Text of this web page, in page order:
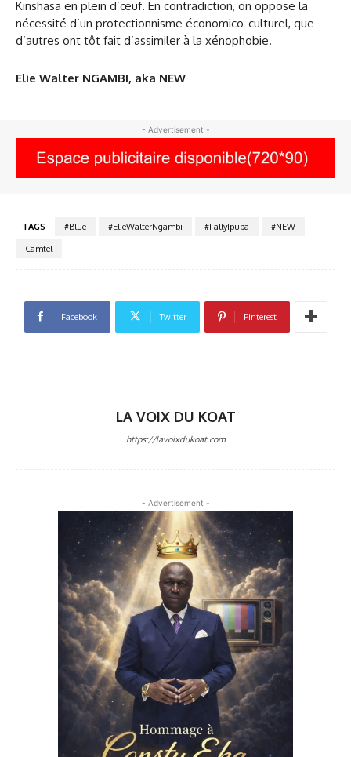
Kinshasa en plein d’œuf. En contradiction, on oppose la
nécessité d’un protectionnisme économico-culturel, que
d’autres ont tôt fait d’assimiler à la xénophobie.
Elie Walter NGAMBI, aka NEW
- Advertisement -
TAGS #Blue #ElieWalterNgambi #FallyIpupa
#NEW
Camtel
Facebook Twitter Pinterest
LA VOIX DU KOAT
https://lavoixdukoat.com
- Advertisement -